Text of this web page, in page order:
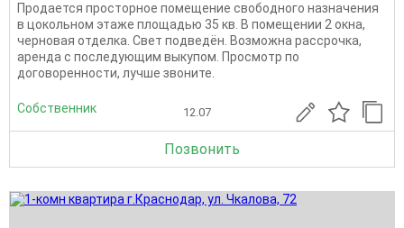
Продается просторное помещение свободного назначения
в цокольном этаже площадью 35 кв. В помещении 2 окна,
черновая отделка. Свет подведён. Возможна рассрочка,
аренда с последующим выкупом. Просмотр по
договоренности, лучше звоните.
Собственник 12.07
Позвонить